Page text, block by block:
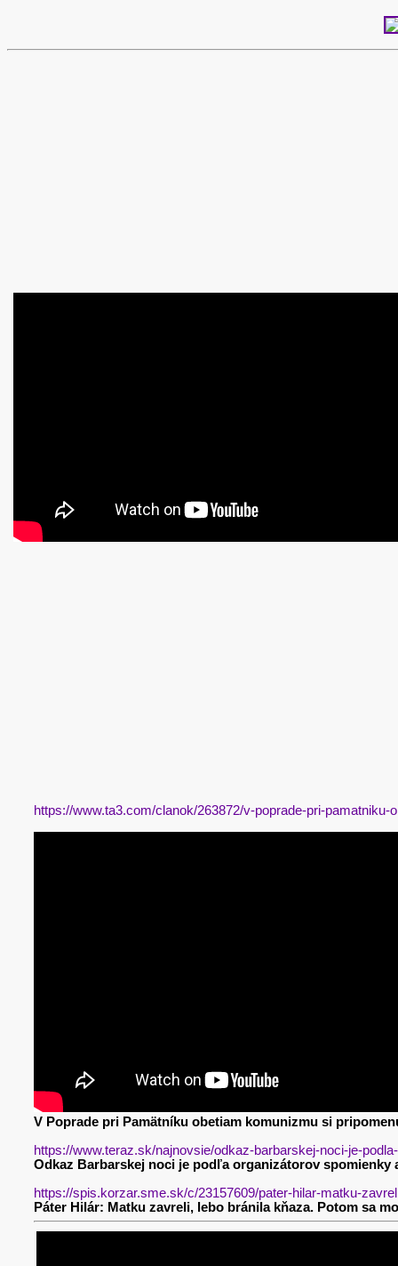
https://www.ta3.com/clanok/263872/v-poprade-pri-
V Poprade pri Pamätníku obetiam komunizmu si
https://www.teraz.sk/najnovsie/odkaz-barbarskej-noci-je-
Odkaz Barbarskej noci je podľa organizátorov spomienky
https://spis.korzar.sme.sk/c/23157609/pater-hilar-matku-
Páter Hilár: Matku zavreli, lebo bránila kňaza. Potom sa